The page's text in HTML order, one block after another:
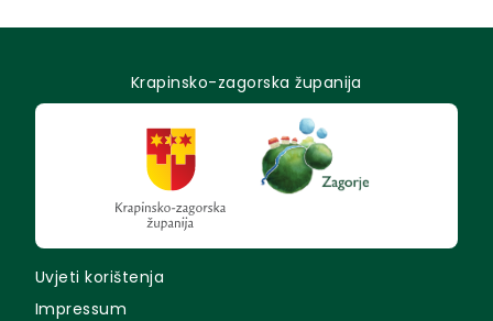
Krapinsko-zagorska županija
Uvjeti korištenja
Impressum